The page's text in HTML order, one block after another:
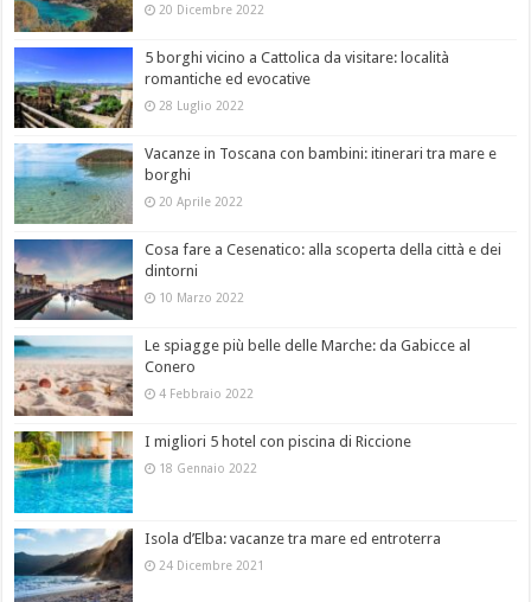
20 Dicembre 2022
5 borghi vicino a Cattolica da visitare: località
romantiche ed evocative
28 Luglio 2022
Vacanze in Toscana con bambini: itinerari tra mare e
borghi
20 Aprile 2022
Cosa fare a Cesenatico: alla scoperta della città e dei
dintorni
10 Marzo 2022
Le spiagge più belle delle Marche: da Gabicce al
Conero
4 Febbraio 2022
I migliori 5 hotel con piscina di Riccione
18 Gennaio 2022
Isola d’Elba: vacanze tra mare ed entroterra
24 Dicembre 2021